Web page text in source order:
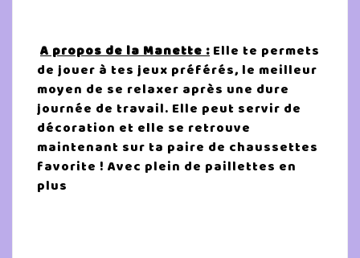
A propos de la Manette : Elle te permets
de jouer à tes jeux préférés, le meilleur
moyen de se relaxer après une dure
journée de travail. Elle peut servir de
décoration et elle se retrouve
maintenant sur ta paire de chaussettes
favorite ! Avec plein de paillettes en
plus